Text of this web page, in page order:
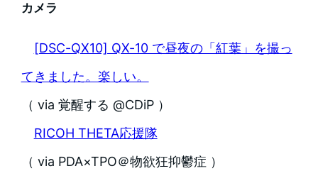
カメラ
[DSC-QX10] QX-10 で昼夜の「紅葉」を撮っ
てきました。楽しい。
（ via 覚醒する @CDiP ）
RICOH THETA応援隊
（ via PDA×TPO＠物欲狂抑鬱症 ）